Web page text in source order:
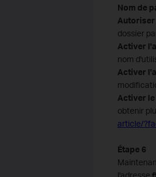
Nom de
Autoriser
dossier
Activer
nom
Activer
Activer
obtenir
article/
Étape 6
l'adresse